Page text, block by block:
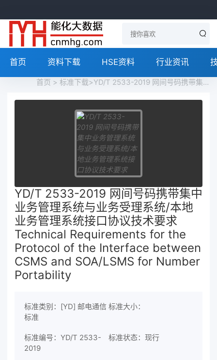
首页 资料下载 HSE资料 行业资讯
首页 > 标准下载>YD/T 2533-2019 网间号码携带集中业务管理系统与业务受理系统/本地业务管理系统接口协议技术要求 Technical Requirements for the Protocol of the Interface between CSMS and SOA/LSMS for Number Portability免费下载
YD/T 2533-2019 网间号码携带集中
业务管理系统与业务受理系统/本地
业务管理系统接口协议技术要求
Technical Requirements for the
Protocol of the Interface between
CSMS and SOA/LSMS for Number
Portability
标准类别：[YD] 邮电通信
标准
标准大小：
标准编号：YD/T 2533-
2019
标准状态：现行